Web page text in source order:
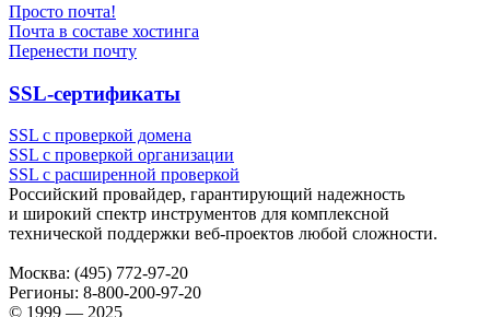
Просто почта!
Почта в составе хостинга
Перенести почту
SSL-сертификаты
SSL с проверкой домена
SSL с проверкой организации
SSL с расширенной проверкой
Российский провайдер, гарантирующий надежность
и широкий спектр инструментов для комплексной
технической поддержки веб-проектов любой сложности.
Москва: (495) 772-97-20
Регионы: 8-800-200-97-20
© 1999 — 2025